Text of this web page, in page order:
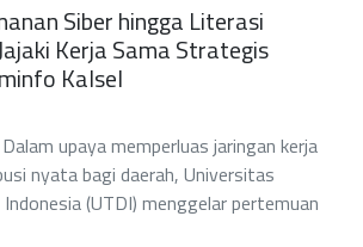
Siber hingga Literasi
Kerja Sama Strategis
Kalsel
upaya memperluas jaringan kerja
nyata bagi daerah, Universitas
(UTDI) menggelar pertemuan